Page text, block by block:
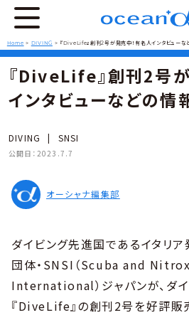
Home > DIVING > 『DiveLife』創刊2号が発売中！有名人インタビューな
『DiveLife』創刊2号
インタビューなどの情
DIVING | SNSI
公開日： 2023.7.7
オーシャナ編集部
ダイビング先進国であるイタリ
団体・SNSI（Scuba and
International）ジャパンが、ダ
『DiveLife』の創刊2号を好評販